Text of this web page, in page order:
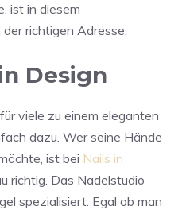
ist in diesem
richtigen Adresse.
Design
viele zu einem eleganten
dazu. Wer seine Hände
ist bei Nails in
richtig. Das Nadelstudio
spezialisiert. Egal ob man